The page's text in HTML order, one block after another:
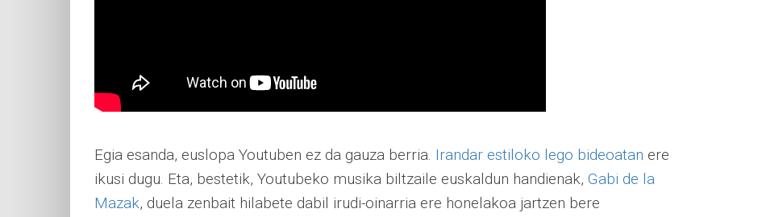
Egia esanda, euslopa Youtuben ez da gauza berria. Irandar estiloko lego bideoatan ere
ikusi dugu. Eta, bestetik, Youtubeko musika biltzaile euskaldun handienak, Gabi de la
Mazak, duela zenbait hilabete dabil irudi-oinarria ere honelakoa jartzen bere